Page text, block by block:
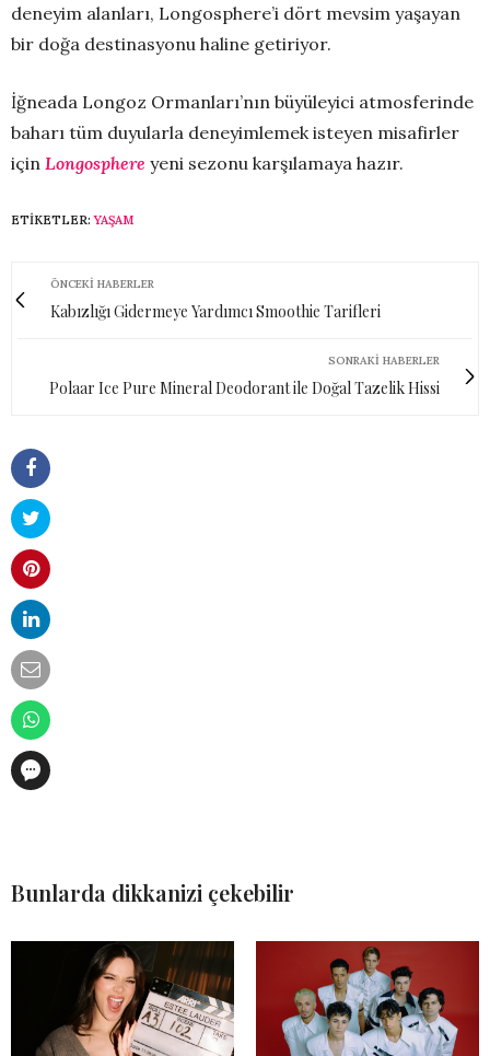
deneyim alanları, Longosphere’i dört mevsim yaşayan
bir doğa destinasyonu haline getiriyor.
İğneada Longoz Ormanları’nın büyüleyici atmosferinde
baharı tüm duyularla deneyimlemek isteyen misafirler
için Longosphere yeni sezonu karşılamaya hazır.
ETIKETLER:YAŞAM
ÖNCEKI HABERLER
Kabızlığı Gidermeye Yardımcı Smoothie Tarifleri
SONRAKI HABERLER
Polaar Ice Pure Mineral Deodorant ile Doğal Tazelik Hissi
Bunlarda dikkanizi çekebilir